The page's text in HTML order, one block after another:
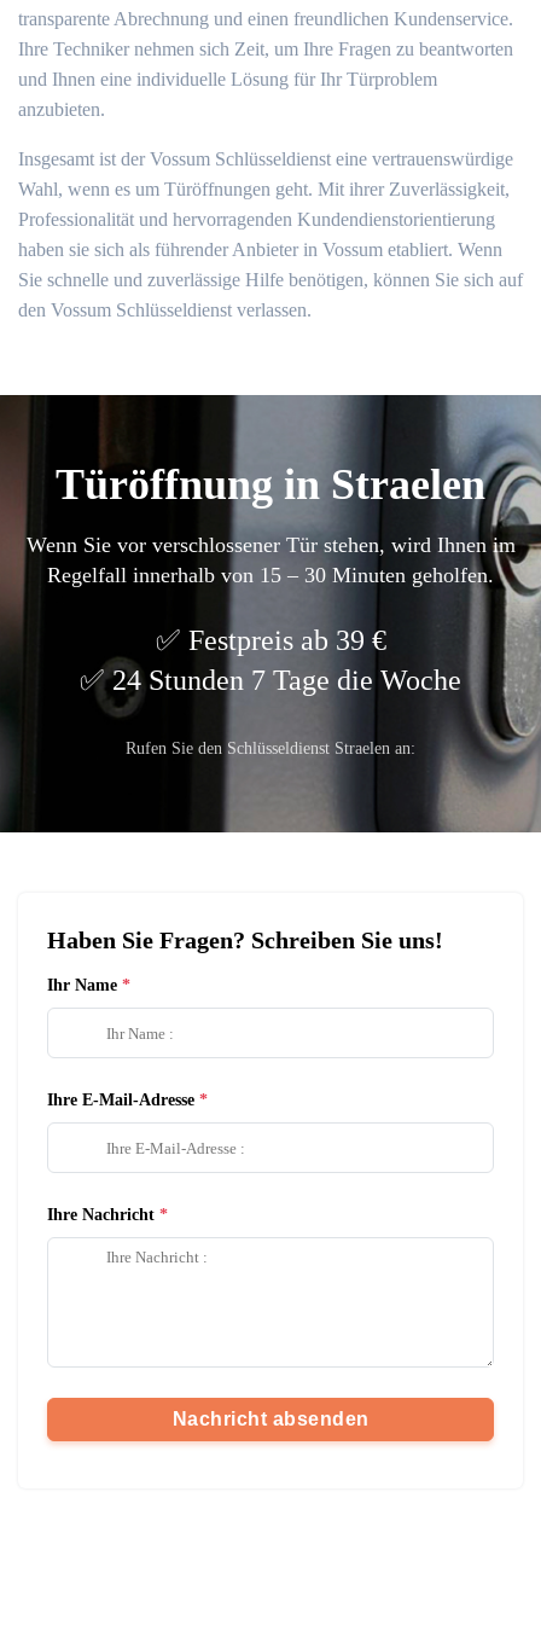
transparente Abrechnung und einen freundlichen Kundenservice.​
Ihre Techniker nehmen sich Zeit, um Ihre Fragen zu beantworten
und Ihnen eine individuelle Lösung für Ihr Türproblem
anzubieten.​
Insgesamt ist der Vossum Schlüsseldienst eine vertrauenswürdige
Wahl, wenn es um Türöffnungen geht.​ Mit ihrer Zuverlässigkeit,
Professionalität und hervorragenden Kundendienstorientierung
haben sie sich als führender Anbieter in Vossum etabliert.​ Wenn
Sie schnelle und zuverlässige Hilfe benötigen, können Sie sich auf
den Vossum Schlüsseldienst verlassen.​
Türöffnung in Straelen
Wenn Sie vor verschlossener Tür stehen, wird Ihnen im
Regelfall innerhalb von 15 – 30 Minuten geholfen.
Festpreis ab 39 €
24 Stunden 7 Tage die Woche
Rufen Sie den Schlüsseldienst Straelen an:
Haben Sie Fragen? Schreiben Sie uns!
Ihr Name
Ihre E-Mail-Adresse
Ihre Nachricht
Nachricht absenden